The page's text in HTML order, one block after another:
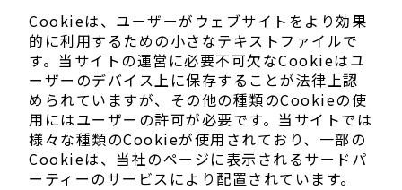
Cookieは、ユーザーがウェブサイトをより効果
的に利用するための小さなテキストファイルで
す。当サイトの運営に必要不可欠なCookieはユ
ーザーのデバイス上に保存することが法律上認
められていますが、その他の種類のCookieの使
用にはユーザーの許可が必要です。当サイトでは
様々な種類のCookieが使用されており、一部の
Cookieは、当社のページに表示されるサードパ
ーティーのサービスにより配置されています。